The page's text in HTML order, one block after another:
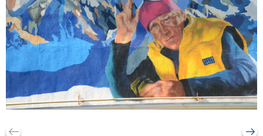
keyboard_backspace arrow_right_alt